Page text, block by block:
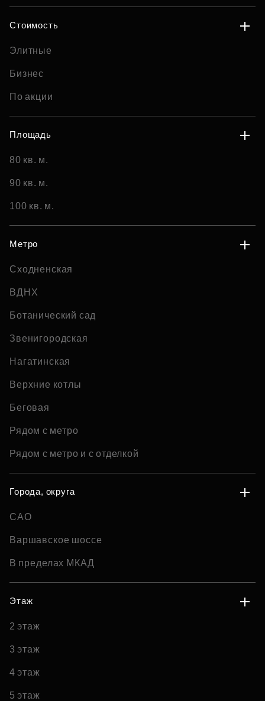
Стоимость
Элитные
Бизнес
По акции
Площадь
80 кв. м.
90 кв. м.
100 кв. м.
Метро
Сходненская
ВДНХ
Ботанический сад
Звенигородская
Нагатинская
Верхние котлы
Беговая
Рядом с метро
Рядом с метро и с отделкой
Города, округа
САО
Варшавское шоссе
В пределах МКАД
Этаж
2 этаж
3 этаж
4 этаж
5 этаж